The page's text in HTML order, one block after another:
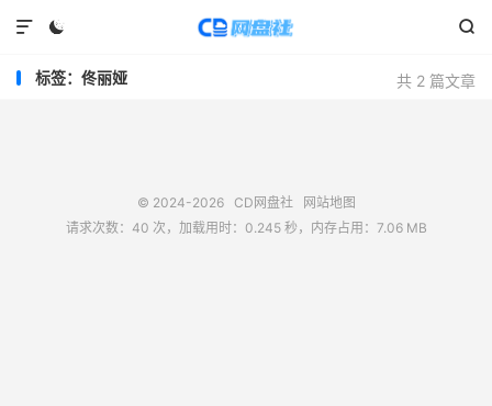
 

共 2 篇文章
标签：佟丽娅
© 2024-2026 CD网盘社
网站地图
请求次数：40 次，加载用时：0.245 秒，内存占用：7.06 MB